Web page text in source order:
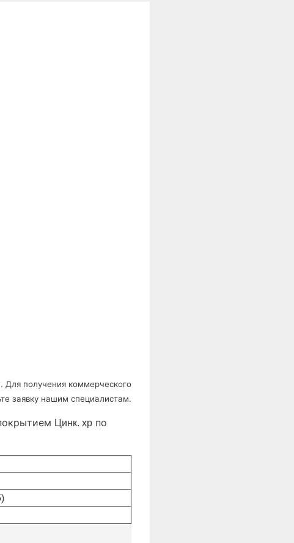
Для получения коммерческого
заявку нашим специалистам.
Цинк. хр по